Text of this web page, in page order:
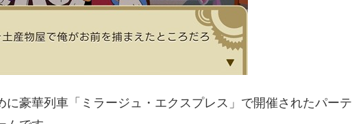
に豪華列車「ミラージュ・エクスプレス」で開催されたパーテ